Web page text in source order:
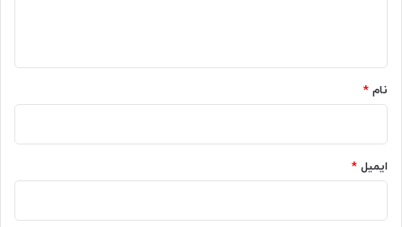
ی
ی
د
ر
د
:
س
ا
ن
2
2
6
ی
ف
نام *
ایمیل *